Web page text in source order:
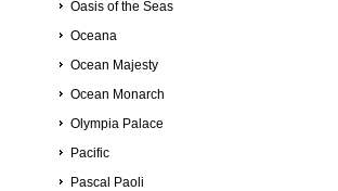
Oasis of the Seas
Oceana
Ocean Majesty
Ocean Monarch
Olympia Palace
Pacific
Pascal Paoli